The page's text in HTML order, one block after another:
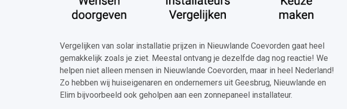
Vergelijken van solar installatie prijzen in Nieuwlande Coevorden gaat heel
gemakkelijk zoals je ziet. Meestal ontvang je dezelfde dag nog reactie! We
helpen niet alleen mensen in Nieuwlande Coevorden, maar in heel Nederland!
Zo hebben wij huiseigenaren en ondernemers uit Geesbrug, Nieuwlande en
Elim bijvoorbeeld ook geholpen aan een zonnepaneel installateur.